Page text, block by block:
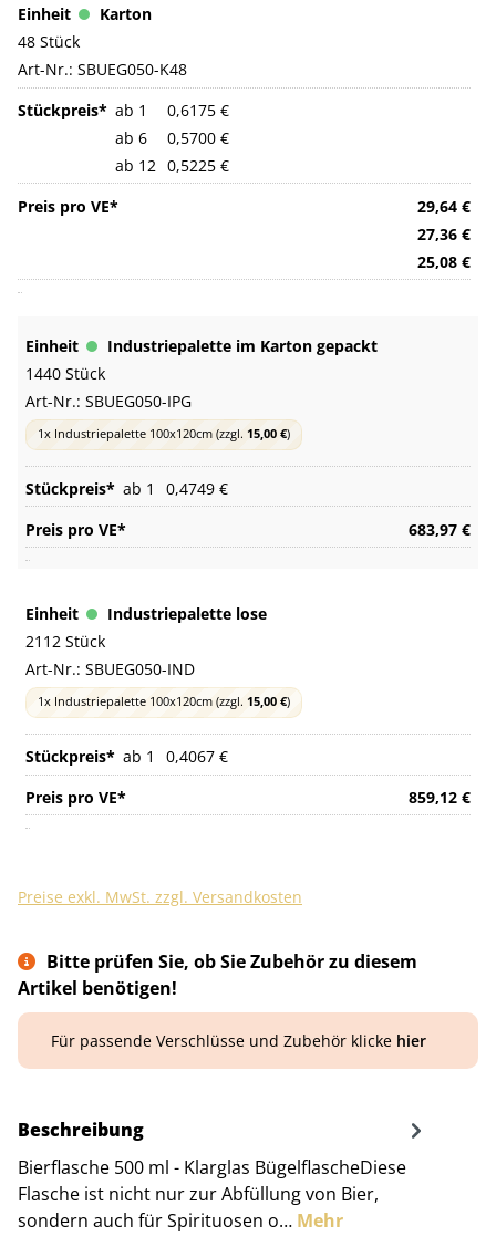
Karton
48 Stück
Art-Nr.: SBUEG050-K48
ab 1
ab 6
ab 12
0,6175 €
0,5700 €
0,5225 €
29,64 €
27,36 €
25,08 €
Industriepalette im Karton gepackt
1440 Stück
Art-Nr.: SBUEG050-IPG
1x Industriepalette 100x120cm(zzgl. 15,00 €)
ab 1
0,4749 €
683,97 €
Industriepalette lose
2112 Stück
Art-Nr.: SBUEG050-IND
1x Industriepalette 100x120cm(zzgl. 15,00 €)
ab 1
0,4067 €
859,12 €
Preise exkl. MwSt. zzgl. Versandkosten
Bitte prüfen Sie, ob Sie Zubehör zu diesem
Artikel benötigen!
Für passende Verschlüsse und Zubehör klicke hier
Beschreibung
Bierflasche 500 ml - Klarglas BügelflascheDiese
Flasche ist nicht nur zur Abfüllung von Bier,
sondern auch für Spirituosen o… Mehr